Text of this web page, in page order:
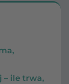
– ile trwa,